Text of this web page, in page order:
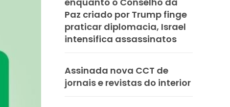
Paz criado por Trump finge
praticar diplomacia, Israel
intensifica assassinatos
Assinada nova CCT de
jornais e revistas do interior